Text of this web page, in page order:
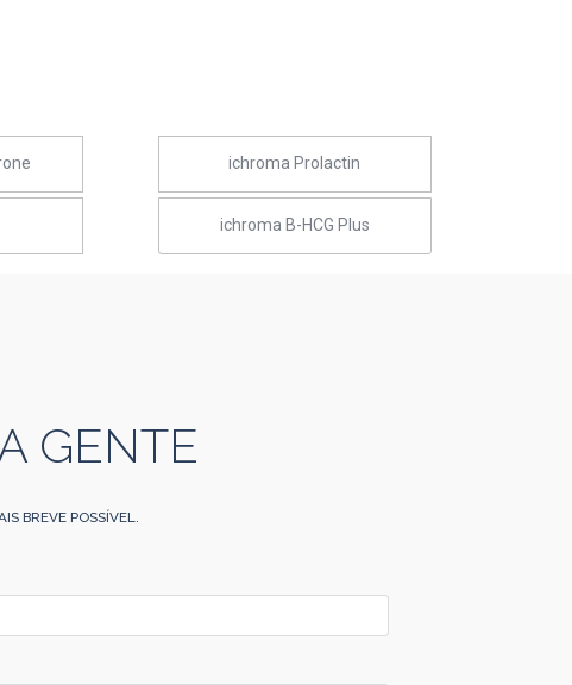
ichroma Prolactin
ichroma B-HCG Plus
GENTE
BREVE POSSÍVEL.